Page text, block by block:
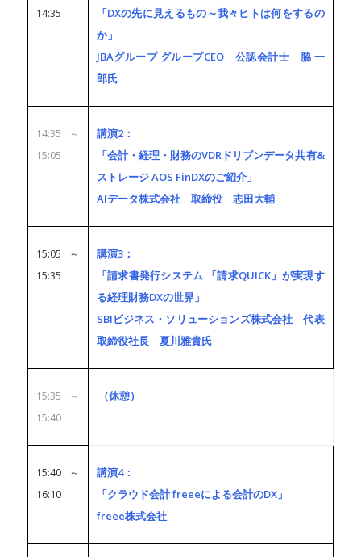
14:35
「DXの先に見えるもの～我々ヒトは何をするの
か」
JBAグループ グループCEO 公認会計士 脇 一
郎氏
14:35～
15:05
講演2：
「会計・経理・財務のVDRドリブンデータ共有&
ストレージ AOS FinDXのご紹介」
AIデータ株式会社 取締役 志田大輔
15:05～
15:35
講演3：
「請求書発行システム 「請求QUICK」が実現す
る経理財務DXの世界」
SBIビジネス・ソリューションズ株式会社 代表
取締役社長 夏川雅貴氏
15:35～
15:40
（休憩）
15:40～
16:10
講演4：
「クラウド会計 freeeによる会計のDX」
freee株式会社